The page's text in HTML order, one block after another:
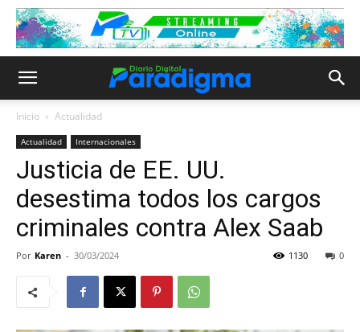
Inicio Actualidad
Actualidad Internacionales
Justicia de EE. UU.
desestima todos los cargos
criminales contra Alex Saab
Por Karen - 30/03/2024 0
1130